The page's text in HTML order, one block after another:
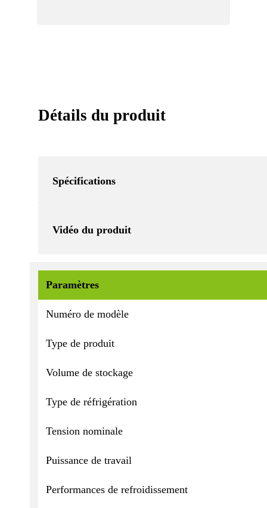
Détails du produit
Spécifications
Vidéo du produit
Paramètres
Numéro de modèle
Type de produit
Volume de stockage
Type de réfrigération
Tension nominale
Puissance de travail
Performances de refroidissement